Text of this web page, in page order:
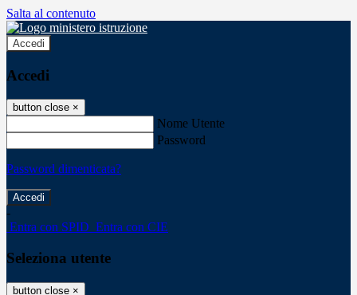
Salta al contenuto
Accedi
Accedi
button close ×
Nome Utente
Password
Password dimenticata?
-
Entra con SPID Entra con CIE
Seleziona utente
button close ×